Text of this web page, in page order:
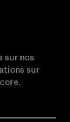
sur nos
sur